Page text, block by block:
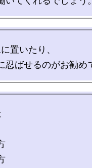
置いたり、